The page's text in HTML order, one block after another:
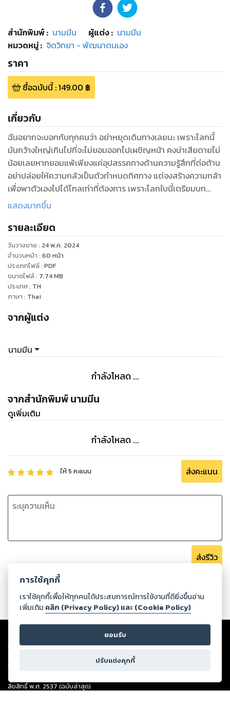
สำนักพิมพ์: นามมีน ผู้แต่ง : นามมีน
หมวดหมู่: จิตวิทยา - พัฒนาตนเอง
ราคา
ซื้อฉบับนี้:149.00 ฿
เกี่ยวกับ
ฉันอยากจะบอกกับทุกคนว่า อย่าหยุดเดินทางเลยนะ เพราะโลกนี้
มันกว้างใหญ่เกินไปที่จะไม่ยอมออกไปเผชิญหน้า คงน่าเสียดายไม่
น้อยเลยหากยอมแพ้เพียงแค่อุปสรรคทางด้านความรู้สึกที่ต่อต้าน
อย่าปล่อยให้ความกลัวเป็นตัวกำหนดทิศทาง แต่จงสร้างความกล้า
เพื่อพาตัวเองไปได้ไกลเท่าที่ต้องการ เพราะโลกใบนี้เตรียมบท
ทดสอบและรางวัลไว้มากมายสำหรับคนที่ไม่ยอมแพ้และเปิดใจให้
แม้ว่าบททดสอบจะเกิดขึ้นอยู่เสมอ ความสุขก็ยังคงเป็นสิ่งที่ฉัน
สร้างให้กับตัวเองได้เสมอเช่นเดียวกัน เป็นการเยียวยาความรู้สึก
และเติมพลังให้กับตัวเองในระหว่างเส้นทาง ในระหว่างการเดินทางที่
ไม่รู้ว่าจะสิ้นสุดลงเมื่อไหร่ เพราะฉะนั้นฉันจึงตั้งใจออกเดินทางเพื่อ
ทำเป้าหมายให้สำเร็จในหลายๆอย่างที่ฉันตั้งเป้าเอาไว้ เป็นเส้นทาง
สัมผัสกับประสบการณ์นับครั้งไม่ถ้วนสำหรับการใช้ชีวิตด้วยการ
แสดงมากขึ้น
รายละเอียด
วันวางขาย : 24 พ.ค. 2024
จำนวนหน้า : 60 หน้า
ประเภทไฟล์: PDF
ขนาดไฟล์: 7.74MB
ประเทศ: TH
ภาษา : Thai
จากผู้แต่ง
นามมีน
กำลังโหลด ...
จากสำนักพิมพ์ นามมีน
ดูเพิ่มเติม
กำลังโหลด ...
ให้5 คะแนน ส่งคะแนน
ส่งรีวิว
Copyright ©2026Storylog Co., Ltd. - สตอรี่ล็อกขอสงวนสิทธิ์ไม่รับผิดชอบ
ต่อผลงานหรือเนื้อหาใดที่อัปโหลดผ่านเว็บไซต์และปรากฏว่าละเมิดสิทธิใน
ทรัพย์สินทางปัญญาของบุคคลอื่นหรือขัดต่อกฎหมายและศีลธรรม ดังนั้น ผู้อ่าน
ทุกท่านโปรดใช้วิจารณญาณในการกลั่นกรองด้วยตนเอง และหากท่านพบว่าส่วน
หนึ่งส่วนใดขัดต่อกฎหมายและศีลธรรม กรุณาแจ้งมายังบริษัท เพื่อทีมงานจะได้
ดำเนินการในทันที ทั้งนี้ ทางสตอรี่ล็อกขอสงวนลิขสิทธิ์ตามพระราชบัญญัติ
ลิขสิทธิ์ พ.ศ. 2537 (ฉบับล่าสุด)
การใช้คุกกี้
เราใช้คุกกี้เพื่อให้ทุกคนได้ประสบการณ์การใช้งานที่ดียิ่งขึ้นอ่าน
เพิ่มเติม คลิก (Privacy Policy) และ (Cookie Policy)
ยอมรับ
ปรับแต่งคุกกี้